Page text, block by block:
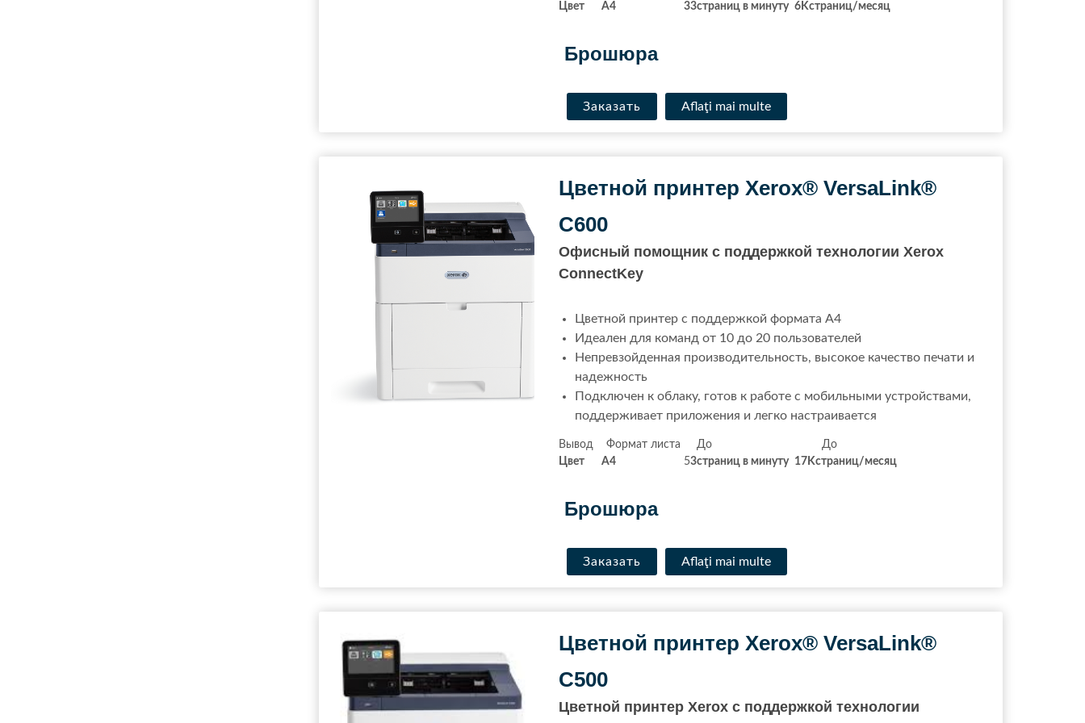
Цвет A4 33страниц в минуту 6Kстраниц/месяц
Брошюра
Заказать Aflaţi mai multe
Цветной принтер Xerox® VersaLink®
C600
Офисный помощник с поддержкой технологии Xerox
ConnectKey
Цветной принтер с поддержкой формата A4
Идеален для команд от 10 до 20 пользователей
Непревзойденная производительность, высокое качество печати и
надежность
Подключен к облаку, готов к работе с мобильными устройствами,
поддерживает приложения и легко настраивается
Вывод Формат листа До До
Цвет
A4 53страниц в минуту 17 Kстраниц/месяц
Брошюра
Заказать Aflaţi mai multe
Цветной принтер Xerox® VersaLink®
C500
Цветной принтер Xerox с поддержкой технологии